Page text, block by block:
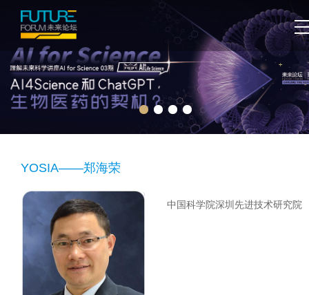
中国科学院深圳先进技术研究院
YOSIA——郑海荣